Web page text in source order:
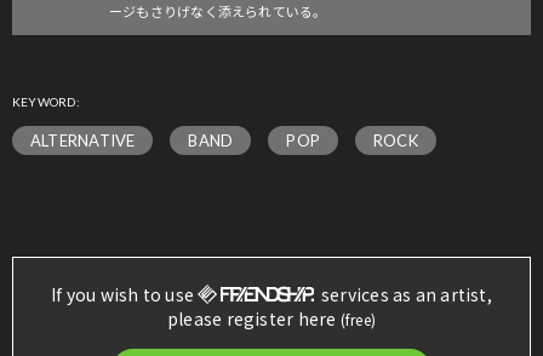
ージもさりげなく添えられている。
KEYWORD:
ALTERNATIVE BAND POP ROCK
If you wish to use
services as an artist,
please register here (free)